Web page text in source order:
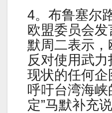
4。布鲁塞尔
欧盟委员会发
默周二表示
反对使用武
现状的任何企
呼吁台湾海
定”马默补充说